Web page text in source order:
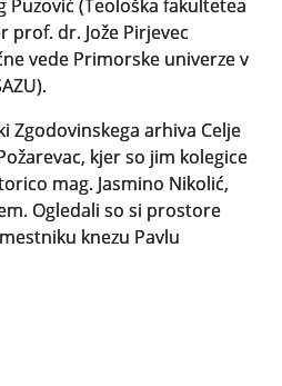
(Teološka fakultetea
prof. dr. Jože Pirjevec
vede Primorske univerze v
Zgodovinskega arhiva Celje
kjer so jim kolegice
mag. Jasmino Nikolić,
Ogledali so si prostore
knezu Pavlu